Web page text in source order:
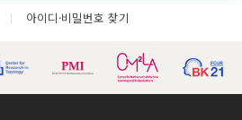
아이디·비밀번호 찾기